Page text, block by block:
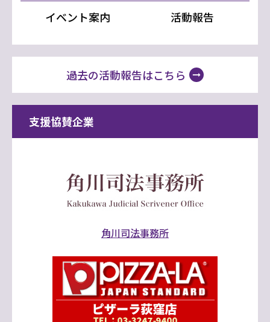
イベント案内 活動報告
過去の活動報告はこちら
支援協賛企業
角川司法事務所